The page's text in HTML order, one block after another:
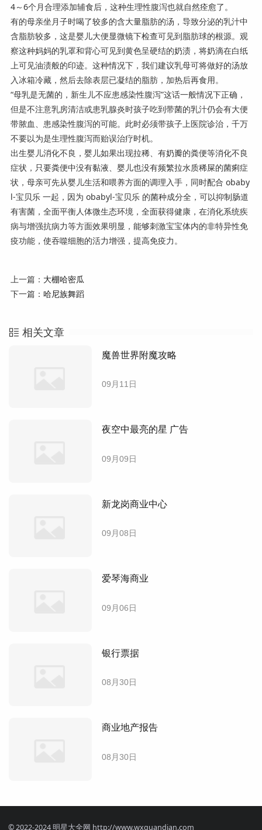
4～6个月合理添加辅食后，这种生理性腹泻也就自然痊愈了。
有的母亲坐月子时喝了较多的含大量脂肪的汤，导致分泌的乳汁中
含脂肪较多，这是婴儿大便显微镜下检查可见到脂肪球的根源。观
察这种妈妈的乳罩和背心可见到黄色呈硬结的奶渍，将奶滴在白纸
上可见油渍般的印迹。这种情况下，我们建议乳母可将做好的汤放
入冰箱冷藏，然后去除表层已凝结的脂肪，加热后再食用。
“母乳是无菌的，新生儿不应患感染性腹泻”这话一般情况下正确，
但是不注意乳房清洁或患乳腺炎时孩子吃到带菌的乳汁仍会有大便
带脓血、患感染性腹泻的可能。此时必须带孩子上医院诊治，千万
不要以为是生理性腹泻而贻误治疗时机。
出生婴儿消化不良，婴儿如果出现拉稀、有奶瓣的粪便等消化不良
症状，只要粪便中没有黏液、婴儿也没有频繁拉水质稀屎的菌痢症
状，母亲可先从婴儿生活和喂养方面的调理入手，同时配合 obaby
l-宝贝乐 一起，因为 obabyl-宝贝乐 的菌种成分全，可以抑制肠道
有害菌，全面平衡人体微生态环境，全面获得健康，在消化系统疾
病与增强抗病力等方面效果明显，能够刺激宝宝体内的非特异性免
疫功能，使吞噬细胞的活力增强，提高免疫力。
上一篇： 大棚哈密瓜
下一篇： 哈尼族舞蹈
相关文章
魔兽世界附魔攻略
09月11日
夜空中最亮的星 广告
09月09日
新龙岗商业中心
09月08日
爱琴海商业
09月06日
银行票据
08月30日
商业地产报告
08月30日
© 2022-2024 明星大全网 http://www.wxquandian.com